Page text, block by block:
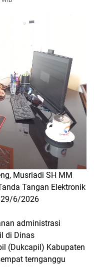
Musriadi SH MM
Tangan Elektronik
29/6/2026
administrasi
di Dinas
(Dukcapil) Kabupaten
ternganggu